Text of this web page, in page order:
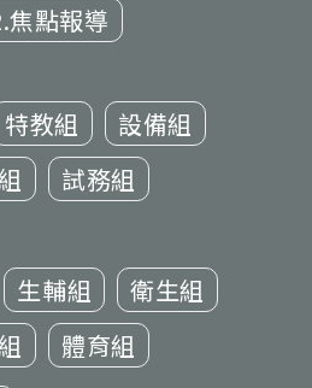
焦點報導
特教組
設備組
試務組
生輔組
衛生組
體育組